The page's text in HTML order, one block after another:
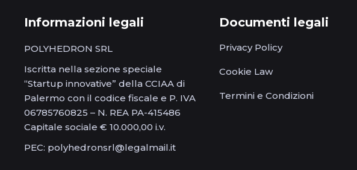
Informazioni legali
POLYHEDRON SRL
Iscritta nella sezione speciale
“Startup innovative” della CCIAA di
Palermo con il codice fiscale e P. IVA
06785760825 – N. REA PA-415486
Capitale sociale € 10.000,00 i.v.
PEC: polyhedronsrl@legalmail.it
Documenti legali
Privacy Policy
Cookie Law
Termini e Condizioni